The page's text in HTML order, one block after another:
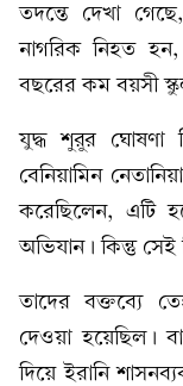
তদন্তে দেখা
নাগরিক নিহত
বছরের কম বয়সী
যুদ্ধ শুরুর ঘোষণা
বেনিয়ামিন
করেছিলেন, এটি
অভিযান। কিন্তু
তাদের বক্তব্যে
দেওয়া হয়েছিল।
দিয়ে ইরানি